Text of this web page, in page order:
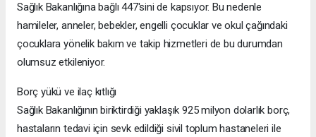
Sağlık Bakanlığına bağlı 447'sini de kapsıyor. Bu nedenle
hamileler, anneler, bebekler, engelli çocuklar ve okul çağındaki
çocuklara yönelik bakım ve takip hizmetleri de bu durumdan
olumsuz etkileniyor.
Borç yükü ve ilaç kıtlığı
Sağlık Bakanlığının biriktirdiği yaklaşık 925 milyon dolarlık borç,
hastaların tedavi için sevk edildiği sivil toplum hastaneleri ile